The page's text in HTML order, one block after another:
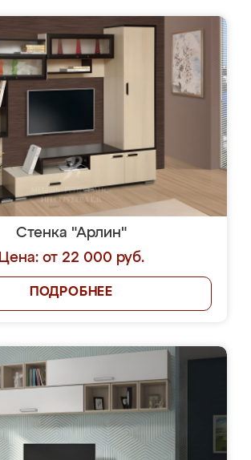
Стенка "Арлин"
Цена: от 22 000 руб.
ПОДРОБНЕЕ